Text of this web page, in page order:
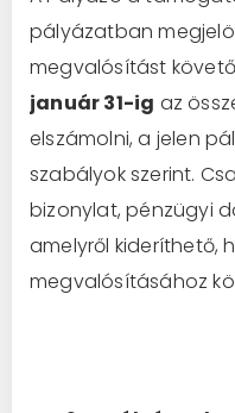
pályázatban
megvalósítást
január 31-ig az
elszámolni, a jelen
szabályok szerint.
bizonylat, pénzügyi
amelyről kideríthető,
megvalósításához